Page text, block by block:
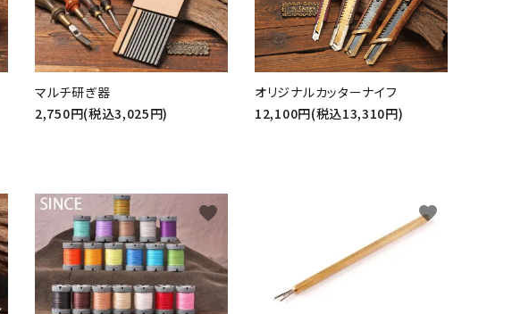
マルチ研ぎ器
2,750円(税込3,025円)
オリジナルカッターナイフ
12,100円(税込13,310円)
favorite favorite